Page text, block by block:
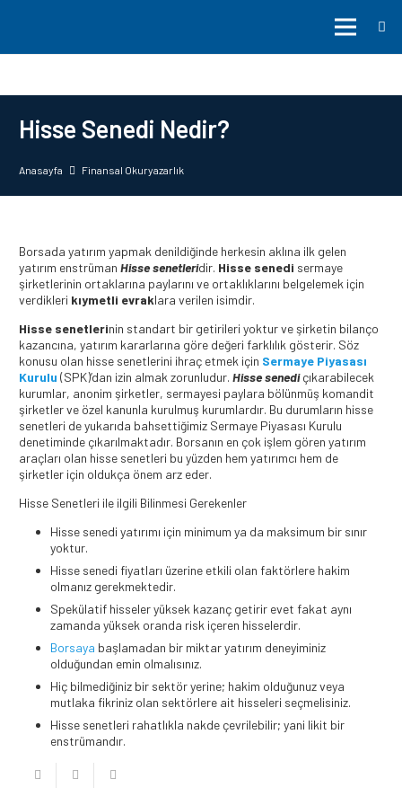
Hisse Senedi Nedir?
Anasayfa Finansal Okuryazarlık
Borsada yatırım yapmak denildiğinde herkesin aklına ilk gelen
yatırım enstrüman Hisse senetleridir. Hisse senedi sermaye
şirketlerinin ortaklarına paylarını ve ortaklıklarını belgelemek için
verdikleri kıymetli evraklara verilen isimdir.
Hisse senetlerinin standart bir getirileri yoktur ve şirketin bilanço
kazancına, yatırım kararlarına göre değeri farklılık gösterir. Söz
konusu olan hisse senetlerini ihraç etmek için Sermaye Piyasası
Kurulu (SPK)’dan izin almak zorunludur. Hisse senedi çıkarabilecek
kurumlar, anonim şirketler, sermayesi paylara bölünmüş komandit
şirketler ve özel kanunla kurulmuş kurumlardır. Bu durumların hisse
senetleri de yukarıda bahsettiğimiz Sermaye Piyasası Kurulu
denetiminde çıkarılmaktadır. Borsanın en çok işlem gören yatırım
araçları olan hisse senetleri bu yüzden hem yatırımcı hem de
şirketler için oldukça önem arz eder.
Hisse Senetleri ile ilgili Bilinmesi Gerekenler
Hisse senedi yatırımı için minimum ya da maksimum bir sınır
yoktur.
Hisse senedi fiyatları üzerine etkili olan faktörlere hakim
olmanız gerekmektedir.
Spekülatif hisseler yüksek kazanç getirir evet fakat aynı
zamanda yüksek oranda risk içeren hisselerdir.
Borsaya başlamadan bir miktar yatırım deneyiminiz
olduğundan emin olmalısınız.
Hiç bilmediğiniz bir sektör yerine; hakim olduğunuz veya
mutlaka fikriniz olan sektörlere ait hisseleri seçmelisiniz.
Hisse senetleri rahatlıkla nakde çevrilebilir; yani likit bir
enstrümandır.